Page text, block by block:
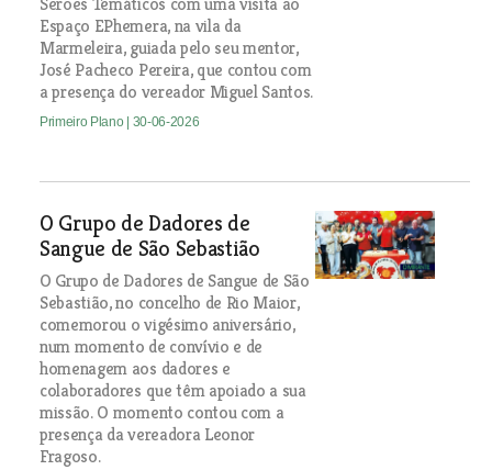
Espaço EPhemera, na vila da
Marmeleira, guiada pelo seu mentor,
José Pacheco Pereira, que contou com
a presença do vereador Miguel Santos.
Primeiro Plano | 30-06-2026
O Grupo de Dadores de
Sangue de São Sebastião
O Grupo de Dadores de Sangue de São
Sebastião, no concelho de Rio Maior,
comemorou o vigésimo aniversário,
num momento de convívio e de
homenagem aos dadores e
colaboradores que têm apoiado a sua
missão. O momento contou com a
presença da vereadora Leonor
Fragoso.